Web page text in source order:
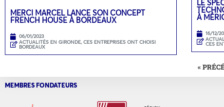
MERCI MARCEL LANCE SON CONCEPT
FRENCH HOUSE À BORDEAUX
06/01/2023
ACTUALITÉS EN GIRONDE, CES ENTREPRISES ONT CHOISI
BORDEAUX
LE
À
16/12/
CES
«
MEMBRES FONDATEURS